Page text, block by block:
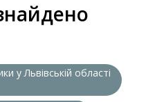
у Львівській області